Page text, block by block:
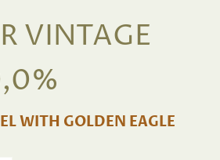
VINTAGE
WITH GOLDEN EAGLE